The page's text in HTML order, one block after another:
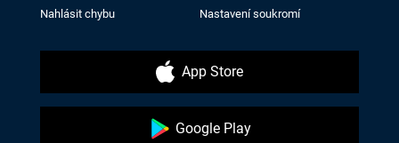
Nahlásit chybu Nastavení soukromí
App Store
Google Play